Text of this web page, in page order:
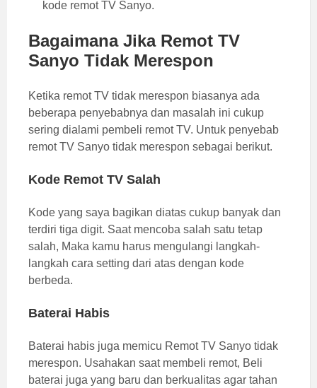
kode remot TV Sanyo.
Bagaimana Jika Remot TV
Sanyo Tidak Merespon
Ketika remot TV tidak merespon biasanya ada
beberapa penyebabnya dan masalah ini cukup
sering dialami pembeli remot TV. Untuk penyebab
remot TV Sanyo tidak merespon sebagai berikut.
Kode Remot TV Salah
Kode yang saya bagikan diatas cukup banyak dan
terdiri tiga digit. Saat mencoba salah satu tetap
salah, Maka kamu harus mengulangi langkah-
langkah cara setting dari atas dengan kode
berbeda.
Baterai Habis
Baterai habis juga memicu Remot TV Sanyo tidak
merespon. Usahakan saat membeli remot, Beli
baterai juga yang baru dan berkualitas agar tahan